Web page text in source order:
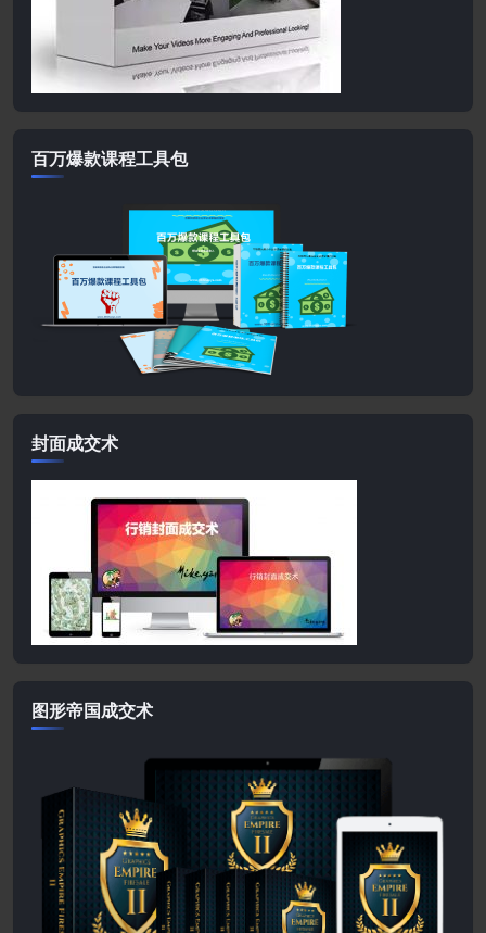
百万爆款课程工具包
封面成交术
图形帝国成交术